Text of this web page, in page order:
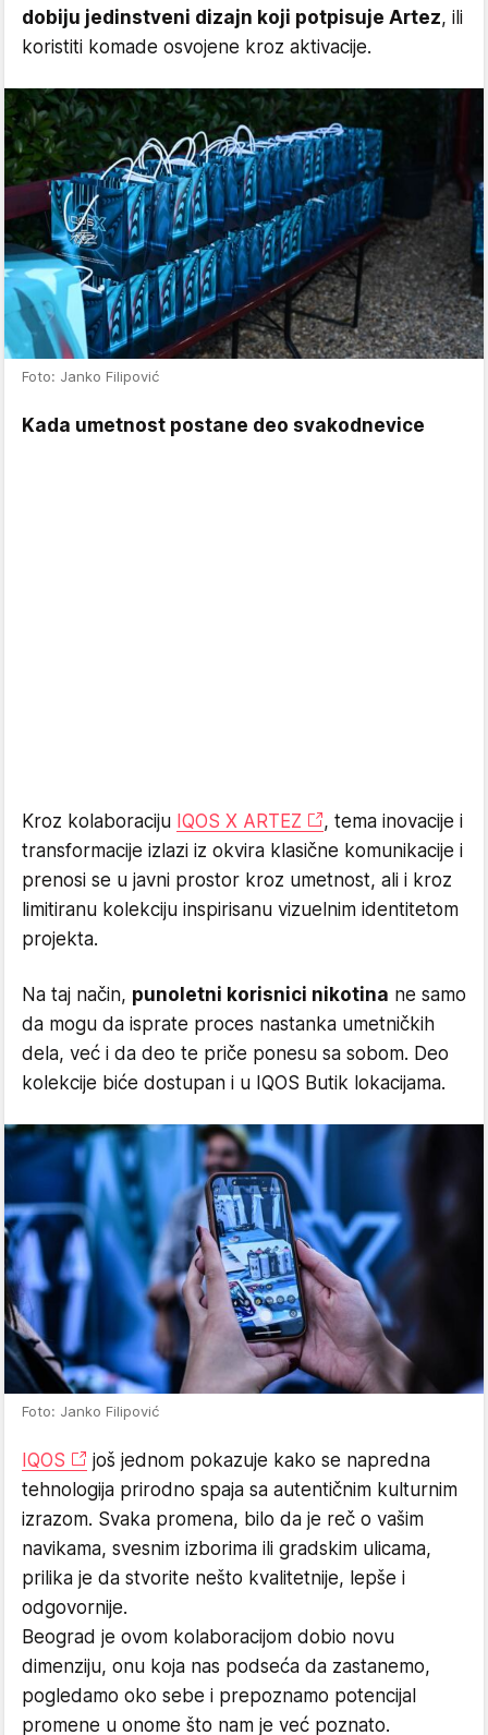
dobiju jedinstveni dizajn koji potpisuje Artez, ili
koristiti komade osvojene kroz aktivacije.
Foto: Janko Filipović
Kada umetnost postane deo svakodnevice
Kroz kolaboraciju IQOS X ARTEZ
, tema inovacije i
transformacije izlazi iz okvira klasične komunikacije i
prenosi se u javni prostor kroz umetnost, ali i kroz
limitiranu kolekciju inspirisanu vizuelnim identitetom
projekta.
Na taj način, punoletni korisnici nikotina ne samo
da mogu da isprate proces nastanka umetničkih
dela, već i da deo te priče ponesu sa sobom. Deo
kolekcije biće dostupan i u IQOS Butik lokacijama.
Foto: Janko Filipović
IQOS
još jednom pokazuje kako se napredna
tehnologija prirodno spaja sa autentičnim kulturnim
izrazom. Svaka promena, bilo da je reč o vašim
navikama, svesnim izborima ili gradskim ulicama,
prilika je da stvorite nešto kvalitetnije, lepše i
odgovornije.
Beograd je ovom kolaboracijom dobio novu
dimenziju, onu koja nas podseća da zastanemo,
pogledamo oko sebe i prepoznamo potencijal
promene u onome što nam je već poznato.